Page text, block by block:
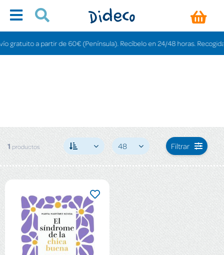
a partir de 60€ (Península). Recíbelo en 24/48 horas. Recogida
1 productos 48 Filtrar